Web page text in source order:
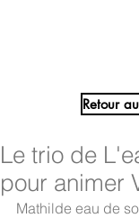
Retour
Le trio de
pour animer
Mathilde eau de